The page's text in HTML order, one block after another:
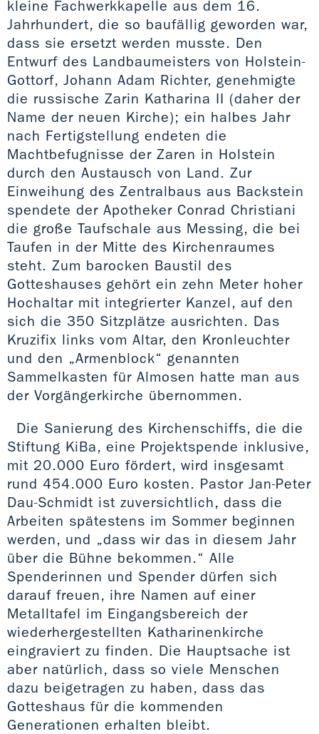
kleine Fachwerkkapelle aus dem 16.
Jahrhundert, die so baufällig geworden war,
dass sie ersetzt werden musste. Den
Entwurf des Landbaumeisters von Holstein-
Gottorf, Johann Adam Richter, genehmigte
die russische Zarin Katharina II (daher der
Name der neuen Kirche); ein halbes Jahr
nach Fertigstellung endeten die
Machtbefugnisse der Zaren in Holstein
durch den Austausch von Land. Zur
Einweihung des Zentralbaus aus Backstein
spendete der Apotheker Conrad Christiani
die große Taufschale aus Messing, die bei
Taufen in der Mitte des Kirchenraumes
steht. Zum barocken Baustil des
Gotteshauses gehört ein zehn Meter hoher
Hochaltar mit integrierter Kanzel, auf den
sich die 350 Sitzplätze ausrichten. Das
Kruzifix links vom Altar, den Kronleuchter
und den „Armenblock“ genannten
Sammelkasten für Almosen hatte man aus
der Vorgängerkirche übernommen.
Die Sanierung des Kirchenschiffs, die die
Stiftung KiBa, eine Projektspende inklusive,
mit 20.000 Euro fördert, wird insgesamt
rund 454.000 Euro kosten. Pastor Jan-Peter
Dau-Schmidt ist zuversichtlich, dass die
Arbeiten spätestens im Sommer beginnen
werden, und „dass wir das in diesem Jahr
über die Bühne bekommen.“ Alle
Spenderinnen und Spender dürfen sich
darauf freuen, ihre Namen auf einer
Metalltafel im Eingangsbereich der
wiederhergestellten Katharinenkirche
eingraviert zu finden. Die Hauptsache ist
aber natürlich, dass so viele Menschen
dazu beigetragen zu haben, dass das
Gotteshaus für die kommenden
Generationen erhalten bleibt.